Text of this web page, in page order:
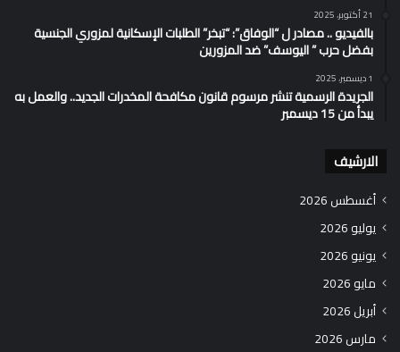
21 أكتوبر، 2025
بالفيديو .. مصادر ل “الوفاق”: “تبخر” الطلبات الإسكانية لمزوري الجنسية
بفضل حرب ” اليوسف” ضد المزورين
1 ديسمبر، 2025
الجريدة الرسمية تنشر مرسوم قانون مكافحة المخدرات الجديد.. والعمل به
يبدأ من 15 ديسمبر
الارشيف
أغسطس 2026
يوليو 2026
يونيو 2026
مايو 2026
أبريل 2026
مارس 2026